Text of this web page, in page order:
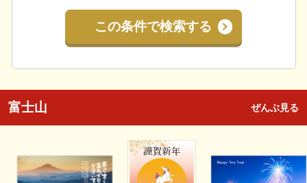
この条件で検索する
富士山 ぜんぶ見る